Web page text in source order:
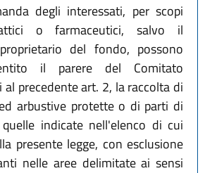
degli interessati, per scopi
o farmaceutici, salvo il
del fondo, possono
il parere del Comitato
precedente art. 2, la raccolta di
arbustive protette o di parti di
indicate nell'elenco di cui
presente legge, con esclusione
nelle aree delimitate ai sensi